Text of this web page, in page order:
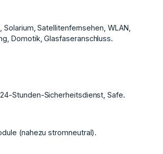
Satellitenfernsehen, WLAN,
Domotik, Glasfaseranschluss.
Stunden-Sicherheitsdienst, Safe.
(nahezu stromneutral).